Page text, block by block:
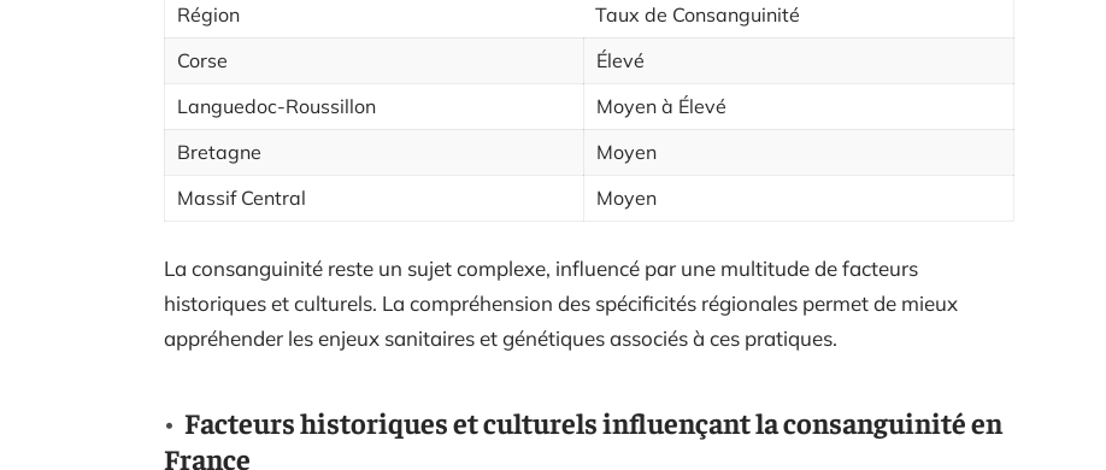
Région
Taux de Consanguinité
Corse
Élevé
Languedoc-Roussillon
Moyen à Élevé
Bretagne
Moyen
Massif Central
Moyen
La consanguinité reste un sujet complexe, influencé par une multitude de facteurs
historiques et culturels. La compréhension des spécificités régionales permet de mieux
appréhender les enjeux sanitaires et génétiques associés à ces pratiques.
Facteurs historiques et culturels influençant la consanguinité en
France